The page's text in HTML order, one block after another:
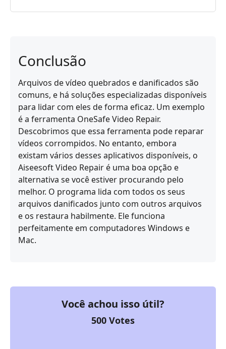
Conclusão
Arquivos de vídeo quebrados e danificados são
comuns, e há soluções especializadas disponíveis
para lidar com eles de forma eficaz. Um exemplo
é a ferramenta OneSafe Video Repair.
Descobrimos que essa ferramenta pode reparar
vídeos corrompidos. No entanto, embora
existam vários desses aplicativos disponíveis, o
Aiseesoft Video Repair é uma boa opção e
alternativa se você estiver procurando pelo
melhor. O programa lida com todos os seus
arquivos danificados junto com outros arquivos
e os restaura habilmente. Ele funciona
perfeitamente em computadores Windows e
Mac.
Você achou isso útil?
500 Votes